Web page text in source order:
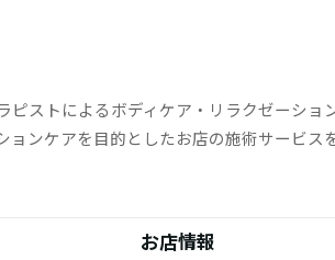
ピストによるボディケア・リラクゼーシ
ョンケアを目的としたお店の施術サービス
お店情報